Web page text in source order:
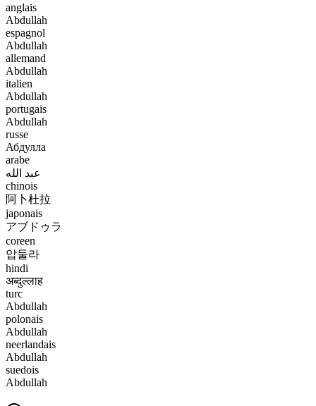
anglais
Abdullah
espagnol
Abdullah
allemand
Abdullah
italien
Abdullah
portugais
Abdullah
russe
Абдулла
arabe
عبد الله
chinois
阿卜杜拉
japonais
アブドゥラ
coreen
압둘라
hindi
अब्दुल्लाह
turc
Abdullah
polonais
Abdullah
neerlandais
Abdullah
suedois
Abdullah